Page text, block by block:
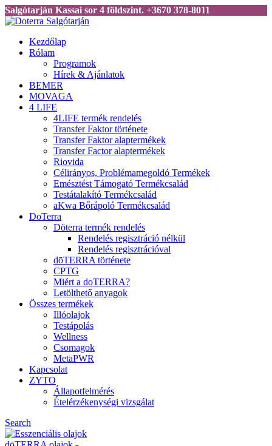
Salgótarján Kassai sor 4 földszint. +3670 378-8011
Kezdőlap
Rólam
Programok
Hírek & Ajánlatok
BEMER
MOVAGA
4 LIFE
4LIFE termék rendelés
Transfer Faktor története
Transfer Faktor alaptermékek
Transfer Factor alaptermékek
Riovida
Célirányos, Problémamegoldó Termékek
Emésztést Támogató Termékcsalád
Testátalakító Termékcsalád
aKwa Bőrápoló Termékcsalád
DoTerra
Döterra termék rendelés
Rendelés regisztráció nélkül
Rendelés regisztrációval
dōTERRA története
CPTG
Miért a doTERRA?
Letölthető anyagok
Összes termékek
Illóolajok
Testápolás
Wellness
Csomagok
MetaPWR
Kapcsolat
ZYTO
Állapotfelmérés
Ételérzékenységi vizsgálat
Search